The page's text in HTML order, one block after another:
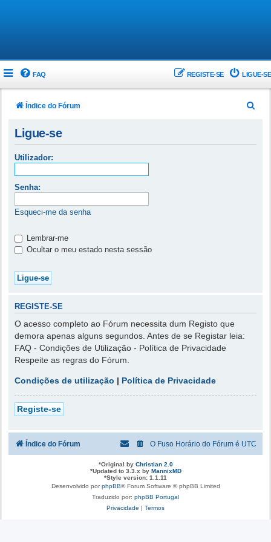
FAQ LIGUE-SE
REGISTE-SE
Índice do Fórum
Ligue-se
Utilizador:
Senha:
Esqueci-me da senha
Lembrar-me
Ocultar o meu estado nesta sessão
REGISTE-SE
O acesso completo ao Fórum necessita dum Registo que
demora apenas alguns segundos. Antes de se Registar leia:
FAQ - Condições de Utilização - Política de Privacidade
Respeite as regras do Fórum.
Condições de utilização | Política de Privacidade
Registe-se
Índice do Fórum O Fuso Horário do Fórum é UTC
*Original by Christian 2.0
*Updated to 3.3.x by MannixMD
*Style version: 1.1.11
Desenvolvido porphpBB® Forum Software © phpBB Limited
Traduzido por: phpBB Portugal
Privacidade | Termos